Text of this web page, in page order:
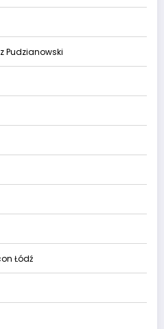
Pudzianowski
Łódź